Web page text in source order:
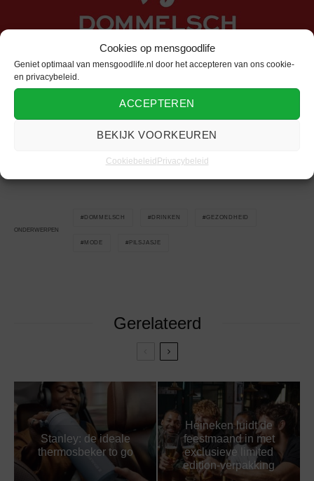
Cookies op mensgoodlife
Geniet optimaal van mensgoodlife.nl door het accepteren van ons cookie-
en privacybeleid.
ACCEPTEREN
BEKIJK VOORKEUREN
CookiebeleidPrivacybeleid
dranken voor mannenop lifestyle nieuws
platform mensgoodlife.
ONDERWERPEN
DOMMELSCH DRINKEN GEZONDHEID
MODE PILSJASJE
Gerelateerd
Stanley: de ideale
thermosbeker to go
Heineken luidt de
feestmaand in met
exclusieve limited
edition-verpakking